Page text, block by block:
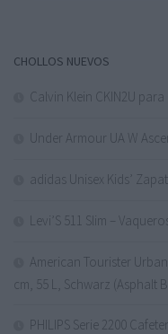
CHOLLOS NUEVOS
Calvin Klein CKIN2U
Under Armour UA W
adidas Unisex Kids’
Levi’S 511 Slim –
American Tourister
cm, 55 L, Schwarz (Asphalt
PHILIPS Serie 2200